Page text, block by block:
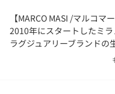
【MARCO MASI /マルコマー
2010年にスタートしたミラ
ラグジュアリーブランドの
らではの革新性で評判を得